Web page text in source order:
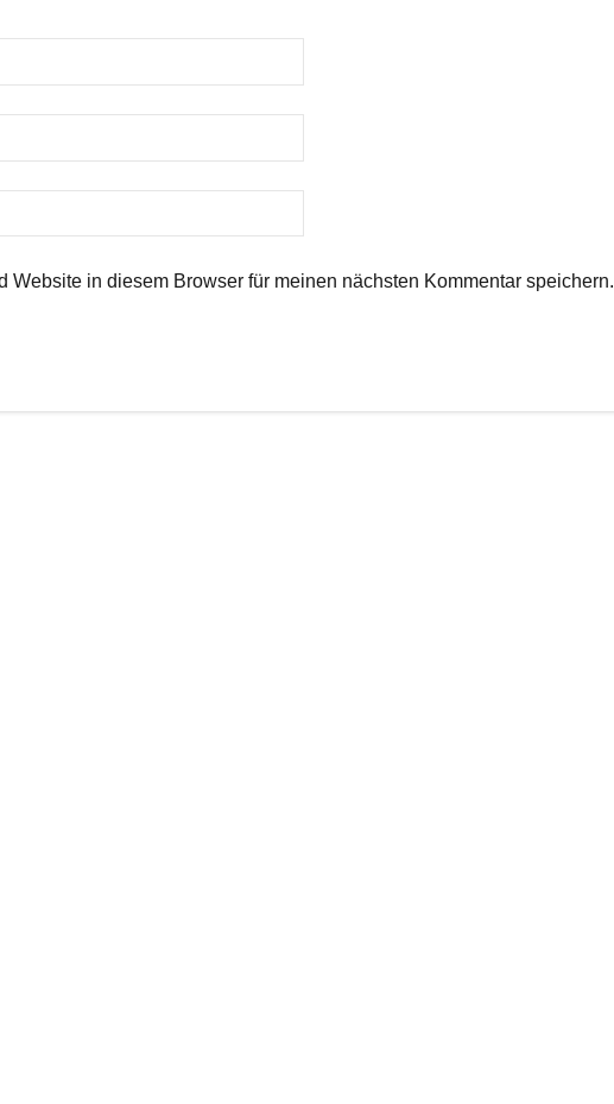
Website in diesem Browser für meinen nächsten Kommentar speichern.